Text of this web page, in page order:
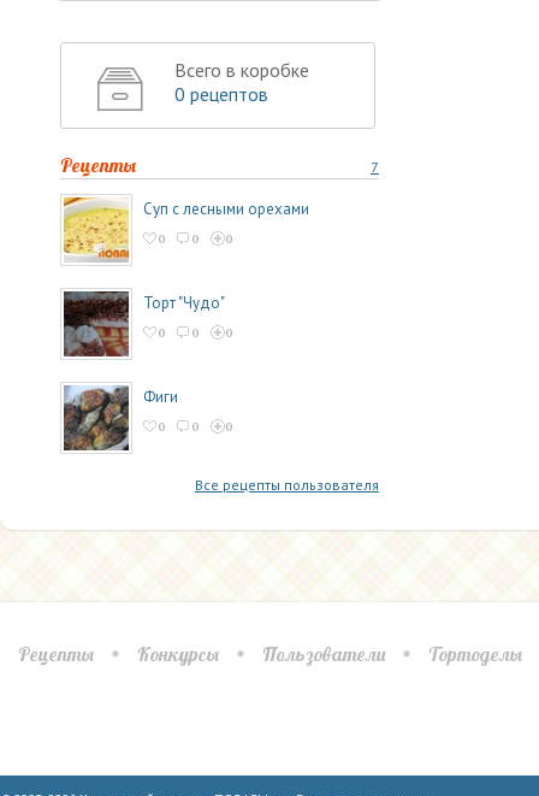
Всего в коробке
0 рецептов
7
Рецепты
Суп с лесными орехами
0 0 0
Торт "Чудо"
0 0 0
Фиги
0 0 0
Все рецепты пользователя
Рецепты Конкурсы Пользователи Тортоделы